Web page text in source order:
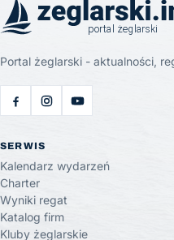
Portal żeglarski - aktualności,
SERWIS
Kalendarz wydarzeń
Charter
Wyniki regat
Katalog firm
Kluby żeglarskie